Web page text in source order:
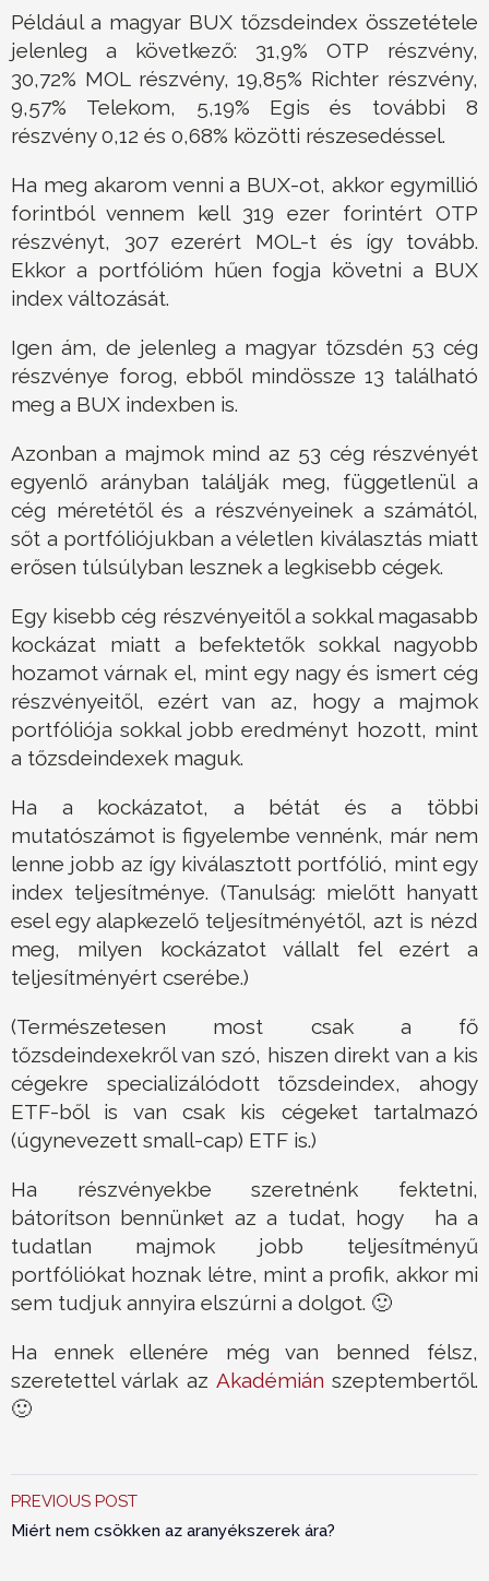
Például a magyar BUX tőzsdeindex összetétele
jelenleg a következő: 31,9% OTP részvény,
30,72% MOL részvény, 19,85% Richter részvény,
9,57% Telekom, 5,19% Egis és további 8
részvény 0,12 és 0,68% közötti részesedéssel.
Ha meg akarom venni a BUX-ot, akkor egymillió
forintból vennem kell 319 ezer forintért OTP
részvényt, 307 ezerért MOL-t és így tovább.
Ekkor a portfólióm hűen fogja követni a BUX
index változását.
Igen ám, de jelenleg a magyar tőzsdén 53 cég
részvénye forog, ebből mindössze 13 található
meg a BUX indexben is.
Azonban a majmok mind az 53 cég részvényét
egyenlő arányban találják meg, függetlenül a
cég méretétől és a részvényeinek a számától,
sőt a portfóliójukban a véletlen kiválasztás miatt
erősen túlsúlyban lesznek a legkisebb cégek.
Egy kisebb cég részvényeitől a sokkal magasabb
kockázat miatt a befektetők sokkal nagyobb
hozamot várnak el, mint egy nagy és ismert cég
részvényeitől, ezért van az, hogy a majmok
portfóliója sokkal jobb eredményt hozott, mint
a tőzsdeindexek maguk.
Ha a kockázatot, a bétát és a többi
mutatószámot is figyelembe vennénk, már nem
lenne jobb az így kiválasztott portfólió, mint egy
index teljesítménye. (Tanulság: mielőtt hanyatt
esel egy alapkezelő teljesítményétől, azt is nézd
meg, milyen kockázatot vállalt fel ezért a
teljesítményért cserébe.)
(Természetesen most csak a fő
tőzsdeindexekről van szó, hiszen direkt van a kis
cégekre specializálódott tőzsdeindex, ahogy
ETF-ből is van csak kis cégeket tartalmazó
(úgynevezett small-cap) ETF is.)
Ha részvényekbe szeretnénk fektetni,
bátorítson bennünket az a tudat, hogy ha a
tudatlan majmok jobb teljesítményű
portfóliókat hoznak létre, mint a profik, akkor mi
sem tudjuk annyira elszúrni a dolgot. 🙂
Ha ennek ellenére még van benned félsz,
szeretettel várlak az Akadémián szeptembertől.
🙂
PREVIOUS POST
Miért nem csökken az aranyékszerek ára?